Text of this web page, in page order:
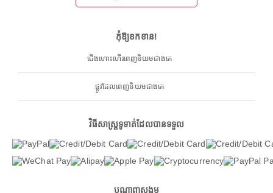
កុំឱ្យខកខាន!
ជើងហោះហើរពេញនិយមជាងគេ
ផ្លូវដែលពេញនិយមជាងគេ
វិធីសាស្ត្រទូទាត់ដែលបានទទួល
បណ្តាញសង្គម